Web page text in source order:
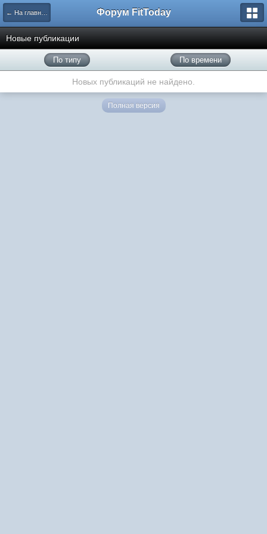
← На главную Форум FitToday
Новые публикации
По типу По времени
Новых публикаций не найдено.
Полная версия